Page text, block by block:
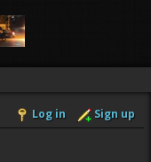
Log in Sign up